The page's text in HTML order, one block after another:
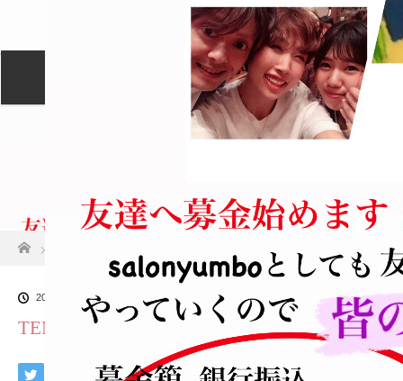
セッションについて メニュー
交通アクセス
2020.07.6
TENL9027[1]